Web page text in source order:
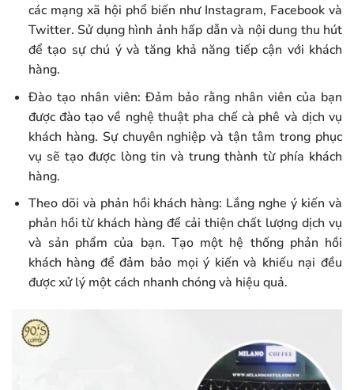
các mạng xã hội phổ biến như Instagram, Facebook và
Twitter. Sử dụng hình ảnh hấp dẫn và nội dung thu hút
để tạo sự chú ý và tăng khả năng tiếp cận với khách
hàng.
Đào tạo nhân viên: Đảm bảo rằng nhân viên của bạn
được đào tạo về nghệ thuật pha chế cà phê và dịch vụ
khách hàng. Sự chuyên nghiệp và tận tâm trong phục
vụ sẽ tạo được lòng tin và trung thành từ phía khách
hàng.
Theo dõi và phản hồi khách hàng: Lắng nghe ý kiến và
phản hồi từ khách hàng để cải thiện chất lượng dịch vụ
và sản phẩm của bạn. Tạo một hệ thống phản hồi
khách hàng để đảm bảo mọi ý kiến và khiếu nại đều
được xử lý một cách nhanh chóng và hiệu quả.